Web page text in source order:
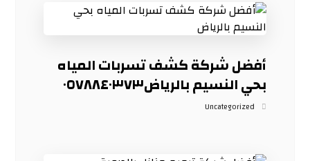
أفضل شركة كشف تسربات المياه
بحي النسيم بالرياض٠٥٧٨٨٤٠٣٧٣
Uncategorized